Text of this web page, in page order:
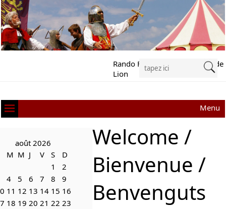
Rando Festival Richard Cœur de
Lion
Menu
Welcome /
Bienvenue /
Benvenguts
août 2026
M M J V S D
1
2
4
5 6 7 8
9
11 12 13 14 15 16
18 19 20 21 22 23